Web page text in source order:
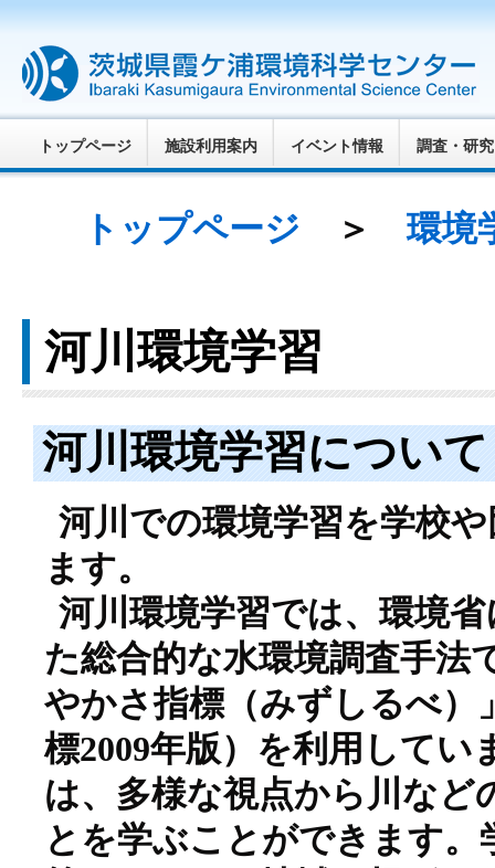
トップページ 施設利用案内 イベント情報 調査・研究
トップページ ＞環境
河川環境学習
河川環境学習について
河川での環境学習を学校
ます。
河川環境学習では、環境
た総合的な水環境調査手法
やかさ指標（みずしるべ）
標2009年版）を利用してい
は、多様な視点から川など
とを学ぶことができます。